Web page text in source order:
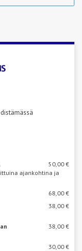
50,00 €
ajankohtina ja
68,00 €
38,00 €
38,00 €
30,00 €